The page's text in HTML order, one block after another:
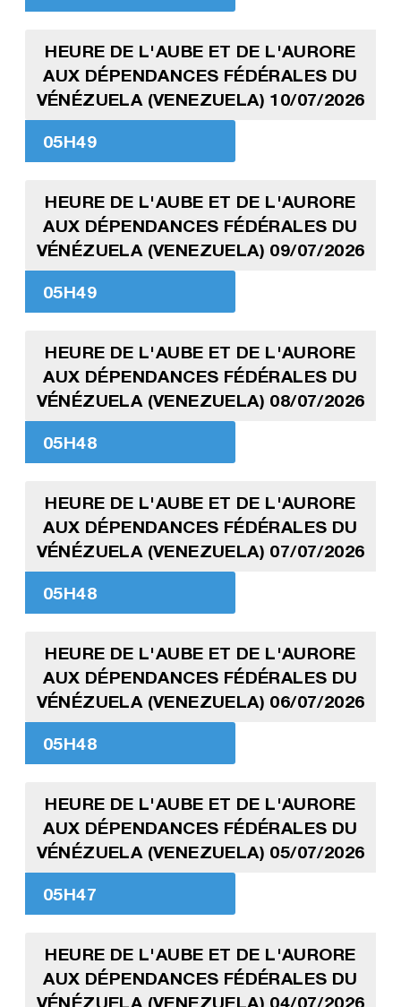
HEURE DE L'AUBE ET DE L'AURORE
AUX DÉPENDANCES FÉDÉRALES DU
VÉNÉZUELA (VENEZUELA) 10/07/2026
05H49
HEURE DE L'AUBE ET DE L'AURORE
AUX DÉPENDANCES FÉDÉRALES DU
VÉNÉZUELA (VENEZUELA) 09/07/2026
05H49
HEURE DE L'AUBE ET DE L'AURORE
AUX DÉPENDANCES FÉDÉRALES DU
VÉNÉZUELA (VENEZUELA) 08/07/2026
05H48
HEURE DE L'AUBE ET DE L'AURORE
AUX DÉPENDANCES FÉDÉRALES DU
VÉNÉZUELA (VENEZUELA) 07/07/2026
05H48
HEURE DE L'AUBE ET DE L'AURORE
AUX DÉPENDANCES FÉDÉRALES DU
VÉNÉZUELA (VENEZUELA) 06/07/2026
05H48
HEURE DE L'AUBE ET DE L'AURORE
AUX DÉPENDANCES FÉDÉRALES DU
VÉNÉZUELA (VENEZUELA) 05/07/2026
05H47
HEURE DE L'AUBE ET DE L'AURORE
AUX DÉPENDANCES FÉDÉRALES DU
VÉNÉZUELA (VENEZUELA) 04/07/2026